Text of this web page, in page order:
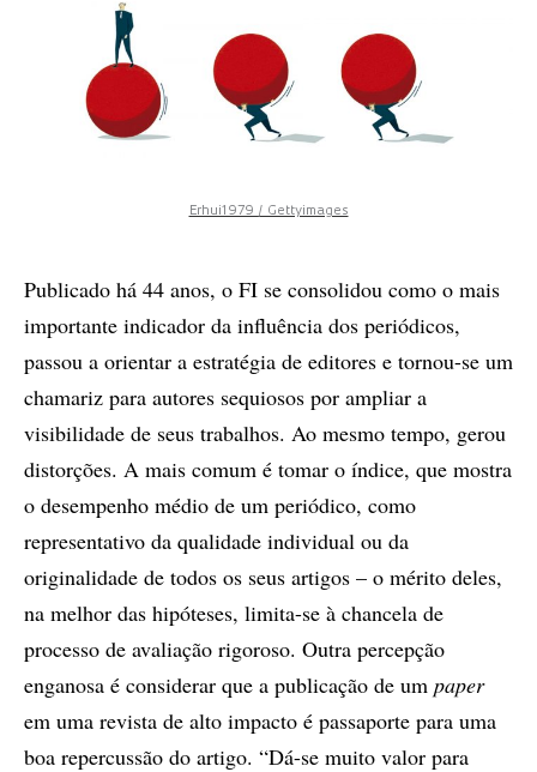
Erhui1979 / Gettyimages
Publicado há 44 anos, o FI se consolidou como o mais
importante indicador da influência dos periódicos,
passou a orientar a estratégia de editores e tornou-se um
chamariz para autores sequiosos por ampliar a
visibilidade de seus trabalhos. Ao mesmo tempo, gerou
distorções. A mais comum é tomar o índice, que mostra
o desempenho médio de um periódico, como
representativo da qualidade individual ou da
originalidade de todos os seus artigos – o mérito deles,
na melhor das hipóteses, limita-se à chancela de
processo de avaliação rigoroso. Outra percepção
enganosa é considerar que a publicação de um paper
em uma revista de alto impacto é passaporte para uma
boa repercussão do artigo. “Dá-se muito valor para